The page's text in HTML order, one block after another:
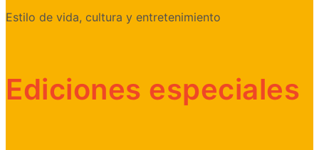
Estilo de vida, cultura y entretenimiento
Ediciones especiales